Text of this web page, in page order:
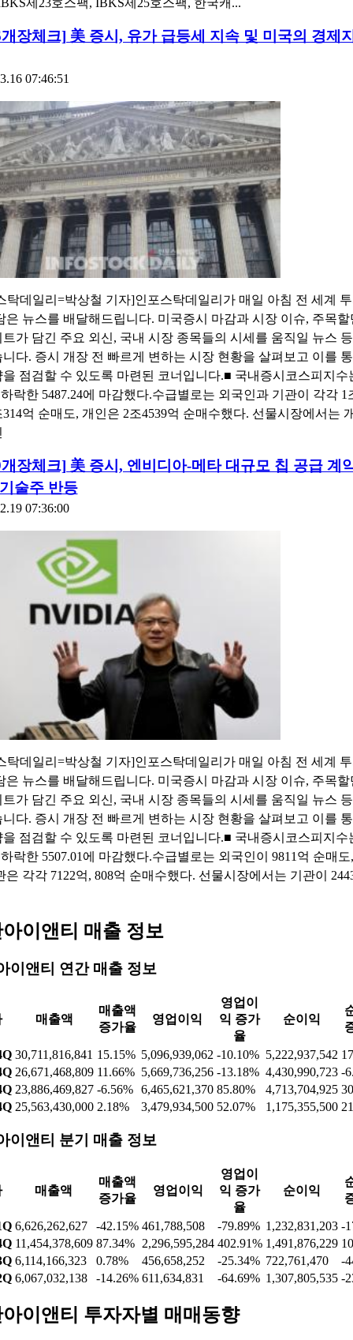
제23호스팩, IBKS제25호스팩, 한국캐...
장체크] 美 증시, 유가 급등세 지속 및 미국의 경제
07:46:51
탁데일리=박상철 기자]인포스탁데일리가 매일 아침 전 세계
은 뉴스를 배달해드립니다. 미국증시 마감과 시장 이슈, 주목할
가 담긴 주요 외신, 국내 시장 종목들의 시세를 움직일 뉴스
다. 증시 개장 전 빠르게 변하는 시장 현황을 살펴보고 이를
점검할 수 있도록 마련된 코너입니다.■ 국내증시코스피지수
하락한 5487.24에 마감했다.수급별로는 외국인과 기관이 각각 1
314억 순매도, 개인은 2조4539억 순매수했다. 선물시장에서는
장체크] 美 증시, 엔비디아-메타 대규모 칩 공급 계
술주 반등
07:36:00
탁데일리=박상철 기자]인포스탁데일리가 매일 아침 전 세계
은 뉴스를 배달해드립니다. 미국증시 마감과 시장 이슈, 주목할
가 담긴 주요 외신, 국내 시장 종목들의 시세를 움직일 뉴스
다. 증시 개장 전 빠르게 변하는 시장 현황을 살펴보고 이를
점검할 수 있도록 마련된 코너입니다.■ 국내증시코스피지수
하락한 5507.01에 마감했다.수급별로는 외국인이 9811억 순매
은 각각 7122억, 808억 순매수했다. 선물시장에서는 기관이
이앤티 매출 정보
이앤티 연간 매출 정보
매출액
매출액
증가율
영업이익
영업이
익 증가
율
순이익
30,711,816,841 15.15% 5,096,939,062 -10.10% 5,222,937,542
26,671,468,809 11.66% 5,669,736,256 -13.18% 4,430,990,723 -
23,886,469,827 -6.56% 6,465,621,370 85.80% 4,713,704,925
25,563,430,000 2.18% 3,479,934,500 52.07% 1,175,355,500
이앤티 분기 매출 정보
매출액
매출액
증가율
영업이익
영업이
익 증가
율
순이익
6,626,262,627 -42.15% 461,788,508 -79.89% 1,232,831,203 -
11,454,378,609 87.34% 2,296,595,284 402.91% 1,491,876,229
6,114,166,323 0.78% 456,658,252 -25.34% 722,761,470
-
6,067,032,138 -14.26% 611,634,831 -64.69% 1,307,805,535 -
이앤티 투자자별 매매동향